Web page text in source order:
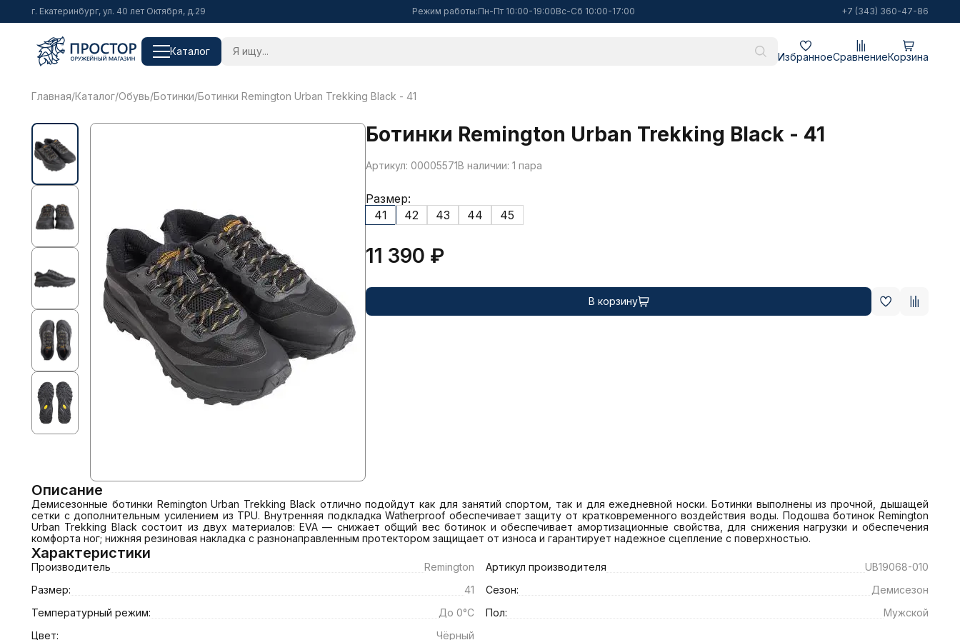
г. Екатеринбург, ул. 40 лет Октября, д.29 Режим работы:Пн-Пт 10:00-19:00Вс-Сб 10:00-17:00 +7 (343) 360-47-86
Каталог ИзбранноеСравнениеКорзина
Главная/Каталог/Обувь/Ботинки/Ботинки Remington Urban Trekking Black - 41
Ботинки Remington Urban Trekking Black - 41
Артикул: 00005571В наличии: 1 пара
Размер:
41
42 43 44 45
11 390 ₽
В корзину
Описание
Демисезонные ботинки Remington Urban Trekking Black отлично подойдут как для занятий спортом, так и для ежедневной носки. Ботинки выполнены из прочной, дышащей
сетки с дополнительным усилением из TPU. Внутренняя подкладка Watherproof обеспечивает защиту от кратковременного воздействия воды. Подошва ботинок Remington
Urban Trekking Black состоит из двух материалов: EVA — снижает общий вес ботинок и обеспечивает амортизационные свойства, для снижения нагрузки и обеспечения
комфорта ног; нижняя резиновая накладка с разнонаправленным протектором защищает от износа и гарантирует надежное сцепление с поверхностью.
Характеристики
Производитель Remington Артикул производителя
UB19068-010
Размер:
41 Сезон:
Демисезон
Температурный режим:
До 0°C Пол:
Мужской
Цвет:
Чёрный